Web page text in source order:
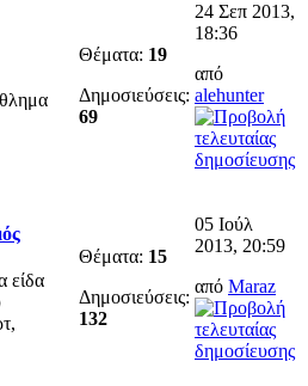
Θέματα: 19
Δημοσιεύσεις:
69
24 Σεπ 2013,
18:36
από
alehunter
είδα
Θέματα: 15
Δημοσιεύσεις:
132
05 Ιούλ
2013, 20:59
από Maraz